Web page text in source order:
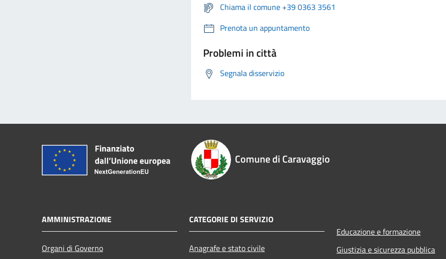
Chiama il comune +39 0363 3561
Prenota un appuntamento
Problemi in città
Segnala disservizio
Comune di Caravaggio
AMMINISTRAZIONE
Organi di Governo
CATEGORIE DI SERVIZIO
Anagrafe e stato civile
Educazione e formazione
Giustizia e sicurezza pubblica